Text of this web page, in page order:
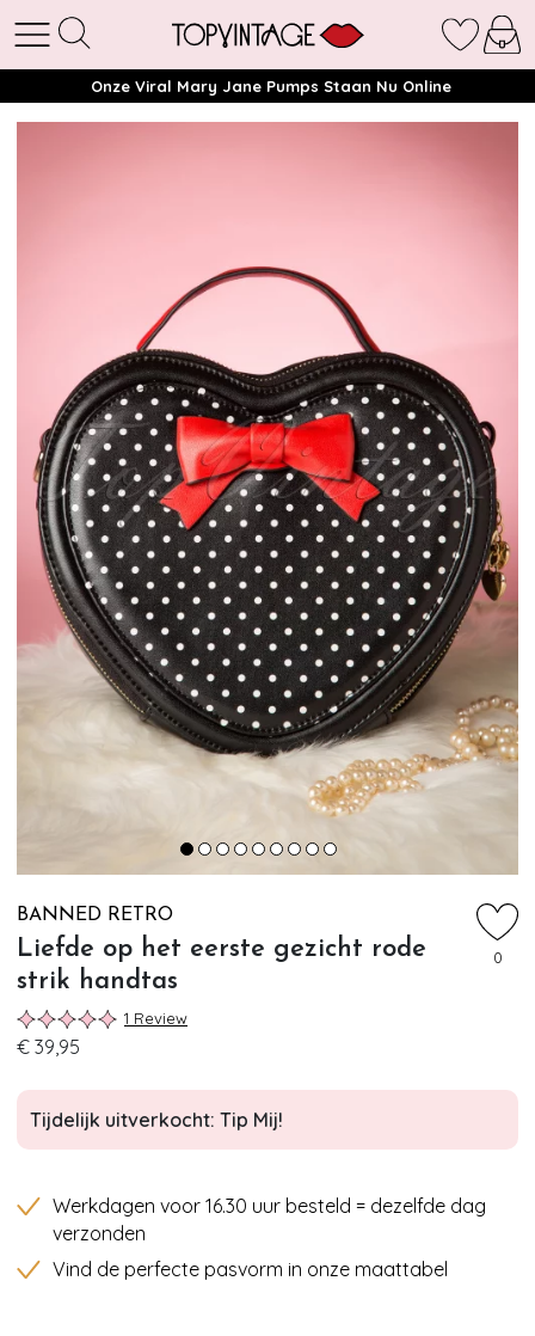
Onze Viral Mary Jane Pumps Staan Nu Online
BANNED RETRO
Liefde op het eerste gezicht rode
strik handtas
0
1 Review
€ 39,95
Tijdelijk uitverkocht: Tip Mij!
Werkdagen voor 16.30 uur besteld = dezelfde dag
verzonden
Vind de perfecte pasvorm in onze maattabel